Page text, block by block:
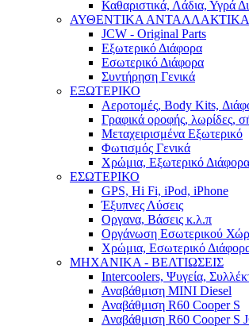
Καθαριστικά, Λάδια, Υγρά
ΑΥΘΕΝΤΙΚΑ ΑΝΤΑΛΛΑΚΤΙΚΑ
JCW - Original Parts
Εξωτερικό Διάφορα
Εσωτερικό Διάφορα
Συντήρηση Γενικά
ΕΞΩΤΕΡΙΚΟ
Αεροτομές, Body Kits,
Γραφικά οροφής, λωρίδες,
Μεταχειρισμένα Εξωτερικό
Φωτισμός Γενικά
Χρώμια, Εξωτερικό Διάφορα
ΕΣΩΤΕΡΙΚΟ
GPS, Hi Fi, iPod, iPhone
Έξυπνες Λύσεις
Οργανα, Βάσεις κ.λ.π
Οργάνωση Εσωτερικού
Χρώμια, Εσωτερικό
ΜΗΧΑΝΙΚΑ - ΒΕΛΤΙΩΣΕΙΣ
Intercoolers, Ψυγεία,
Αναβάθμιση MINI Diesel
Αναβάθμιση R60 Cooper S
Αναβάθμιση R60 Cooper S